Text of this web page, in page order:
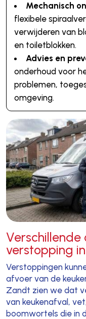
Mechanisch
flexibele
verwijderen van
en toiletblokken.
Advies en
onderhoud voor
problemen,
omgeving.
Verschillende
verstopping
Verstoppingen
afvoer van de
Zandt zien we dat
van keukenafval,
boomwortels die in